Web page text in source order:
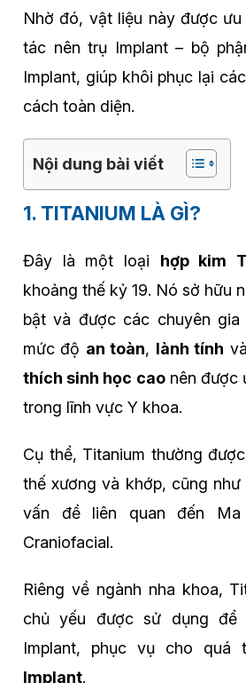
Nhờ đó, vật liệu này được
tác nên trụ Implant – bộ
Implant, giúp khôi phục lại
cách toàn diện.
Nội dung bài viết
1. TITANIUM LÀ GÌ?
Đây là một loại hợp kim
khoảng thế kỷ 19. Nó sở hữu
bật và được các chuyên
mức độ an toàn, lành tính
thích sinh học caonên được
trong lĩnh vực Y khoa.
Cụ thể, Titanium thường
thế xương và khớp, cũng
vấn đề liên quan đến Ma
Craniofacial.
Riêng về ngành nha khoa,
chủ yếu được sử dụng
Implant, phục vụ cho quá
Implant.